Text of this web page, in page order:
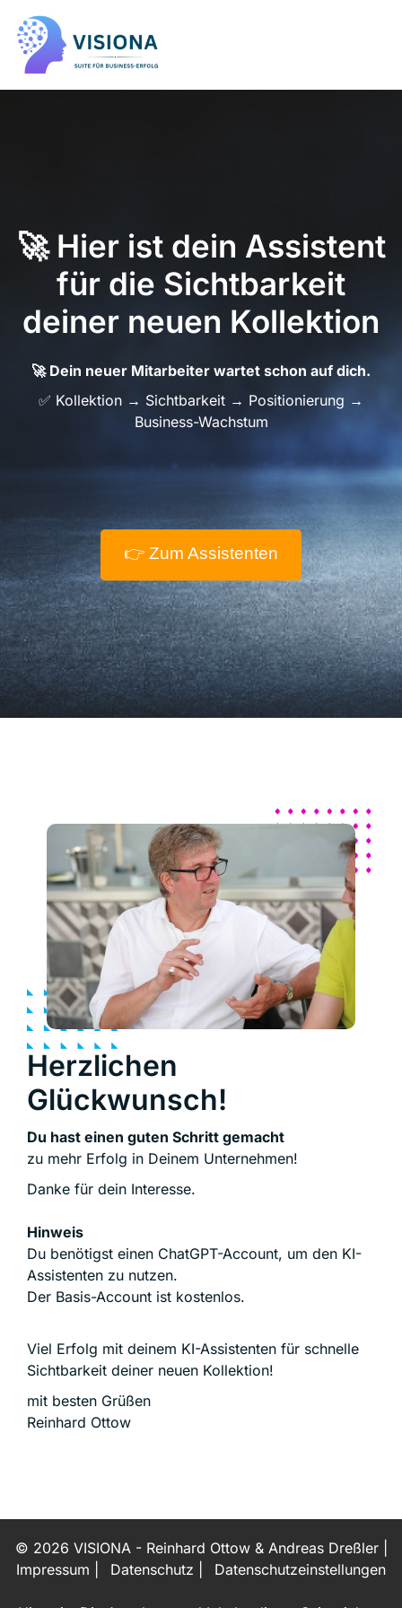
🚀 Hier ist dein Assistent
für die Sichtbarkeit
deiner neuen Kollektion
🚀 Dein neuer Mitarbeiter wartet schon auf dich.
✅ Kollektion → Sichtbarkeit → Positionierung →
Business-Wachstum
👉 Zum Assistenten
Herzlichen
Glückwunsch!
Du hast einen guten Schritt gemacht
zu mehr Erfolg in Deinem Unternehmen!
Danke für dein Interesse.
Hinweis
Du benötigst einen ChatGPT-Account, um den KI-
Assistenten zu nutzen.
Der Basis-Account ist kostenlos.
Viel Erfolg mit deinem KI-Assistenten für schnelle
Sichtbarkeit deiner neuen Kollektion!
mit besten Grüßen
Reinhard Ottow
© 2026 VISIONA - Reinhard Ottow & Andreas Dreßler
Impressum
Datenschutz Datenschutzeinstellungen